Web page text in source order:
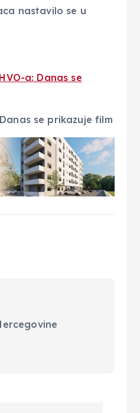
nastavilo se u
a: Danas se